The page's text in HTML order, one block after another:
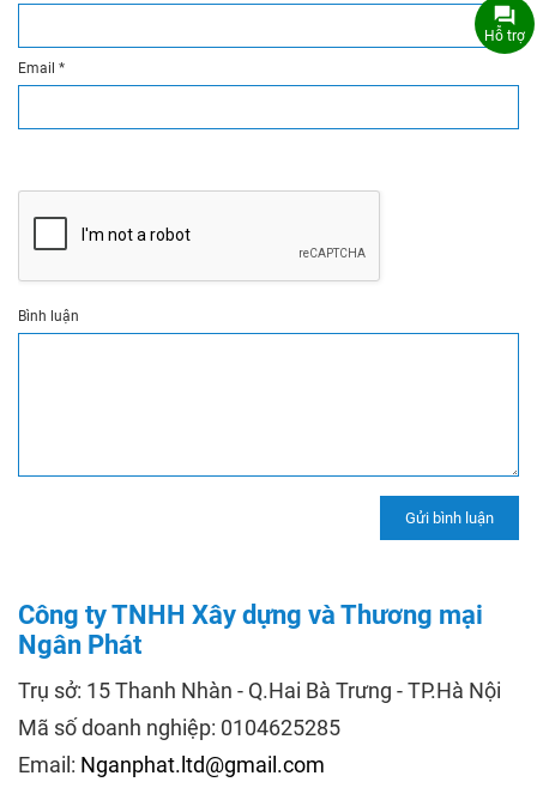
Email *
Bình luận
Công ty TNHH Xây dựng và Thương mại
Ngân Phát
Trụ sở: 15 Thanh Nhàn - Q.Hai Bà Trưng - TP.Hà Nội
Mã số doanh nghiệp: 0104625285
Email: Nganphat.ltd@gmail.com
Hỗ trợ